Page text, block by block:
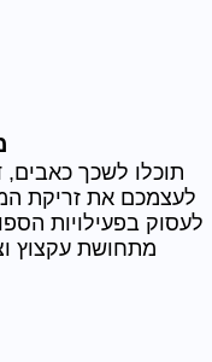
תוכלו לשכך כאבים,
לעצמכם את זריקת
לעסוק בפעילויות
מתחושת עקצוץ